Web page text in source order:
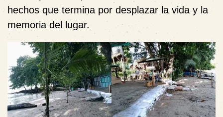
hechos que termina por desplazar la vida y la
memoria del lugar.